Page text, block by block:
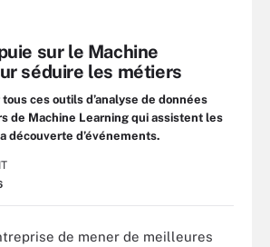
sur le Machine
séduire les métiers
ces outils d’analyse de données
de Machine Learning qui assistent les
découverte d’événements.
de mener de meilleures